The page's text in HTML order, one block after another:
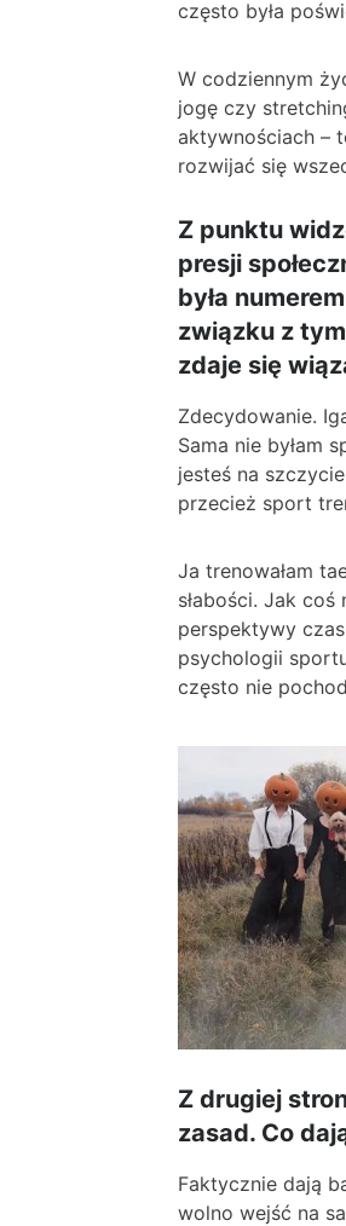
często była
W codziennym
jogę czy
aktywnościach –
rozwijać się
Z punktu
presji
była
związku z
zdaje się
Zdecydowanie.
Sama nie byłam
jesteś na
przecież sport
Ja trenowałam
słabości. Jak
perspektywy
psychologii
często nie
Z drugiej
zasad. Co
Faktycznie dają
wolno wejść na